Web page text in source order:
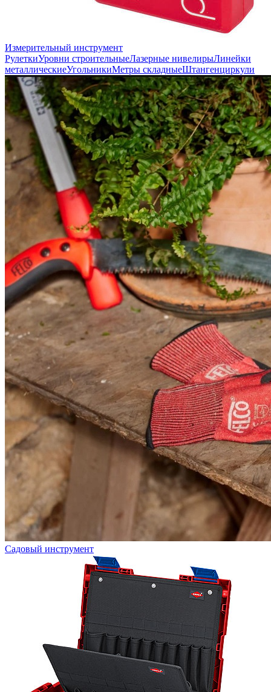
Измерительный инструмент
РулеткиУровни строительныеЛазерные нивелирыЛинейки
металлическиеУгольникиМетры складныеШтангенциркули
Садовый инструмент